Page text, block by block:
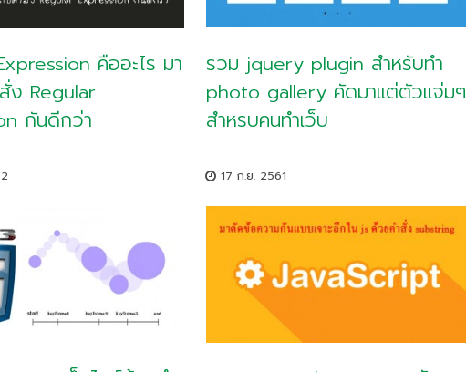
คืออะไร มา
ง Regular
กันดีกว่า
รวม jquery plugin สำหรับทำ
photo gallery คัดมาแต่ตัวแจ่มๆ
สำหรบคนทำเว็บ
17 ก.ย. 2561